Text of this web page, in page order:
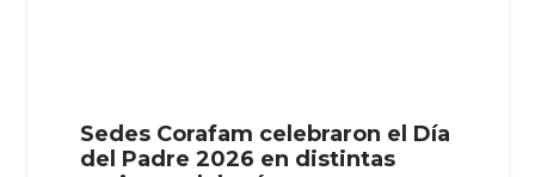
Sedes Corafam celebraron el Día
del Padre 2026 en distintas